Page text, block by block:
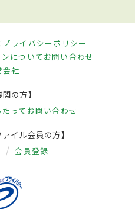
プライバシーポリシー
についてお問い合わせ
会社
関の方】
って お問い合わせ
イル会員の方】
会員登録